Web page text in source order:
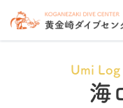
Umi
海